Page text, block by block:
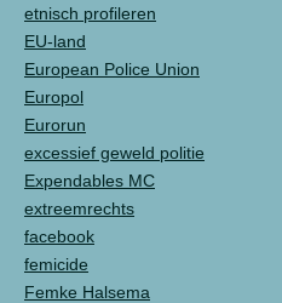
etnisch profileren
EU-land
European Police Union
Europol
Eurorun
excessief geweld politie
Expendables MC
extreemrechts
facebook
femicide
Femke Halsema